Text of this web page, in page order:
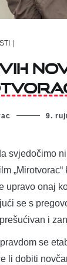
9.
svjedočimo
upravo onaj
se s
i
se
li dobiti